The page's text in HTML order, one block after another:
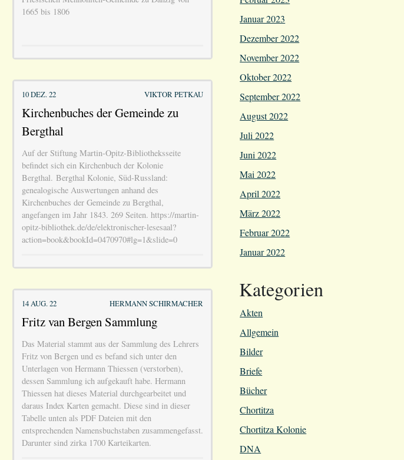
1665 bis 1806
10 DEZ. 22 VIKTOR PETKAU
Kirchenbuches der Gemeinde zu
Bergthal
Auf der Stiftung Martin-Opitz-Bibliotheksseite
befindet sich ein Kirchenbuch der Kolonie
Bergthal. Bergthal Kolonie, Süd-Russland:
genealogische Auswertungen anhand des
Kirchenbuches der Gemeinde zu Bergthal,
angefangen im Jahr 1843. 269 Seiten. https://martin-
opitz-bibliothek.de/de/elektronischer-lesesaal?
action=book&bookId=0470970#lg=1&slide=0
14 AUG. 22 HERMANN SCHIRMACHER
Fritz van Bergen Sammlung
Das Material stammt aus der Sammlung des Lehrers
Fritz von Bergen und es befand sich unter den
Unterlagen von Hermann Thiessen (verstorben),
dessen Sammlung ich aufgekauft habe. Hermann
Thiessen hat dieses Material durchgearbeitet und
daraus Index Karten gemacht. Diese sind in dieser
Tabelle unten als PDF Dateien mit den
entsprechenden Namensbuchstaben zusammengefasst.
Darunter sind zirka 1700 Karteikarten.
Januar 2023
Dezember 2022
November 2022
Oktober 2022
September 2022
August 2022
Juli 2022
Juni 2022
Mai 2022
April 2022
März 2022
Februar 2022
Januar 2022
Kategorien
Akten
Allgemein
Bilder
Briefe
Bücher
Chortitza
Chortitza Kolonie
DNA